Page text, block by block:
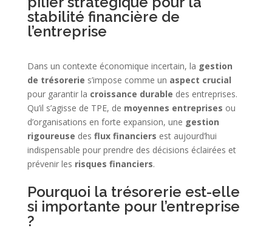
stabilité financière de
l’entreprise
Dans un contexte économique incertain, la gestion
de trésorerie s’impose comme un aspect crucial
pour garantir la croissance durable des entreprises.
Qu’il s’agisse de TPE, de moyennes entreprises ou
d’organisations en forte expansion, une gestion
rigoureuse des flux financiers est aujourd’hui
indispensable pour prendre des décisions éclairées et
prévenir les risques financiers.
Pourquoi la trésorerie est-elle
si importante pour l’entreprise
?